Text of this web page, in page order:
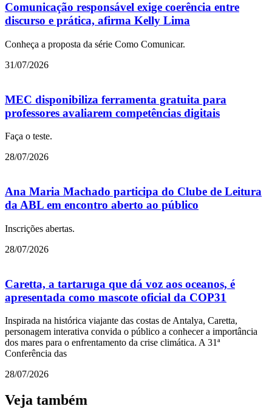
Comunicação responsável exige coerência entre
discurso e prática, afirma Kelly Lima
Conheça a proposta da série Como Comunicar.
31/07/2026
MEC disponibiliza ferramenta gratuita para
professores avaliarem competências digitais
Faça o teste.
28/07/2026
Ana Maria Machado participa do Clube de Leitura
da ABL em encontro aberto ao público
Inscrições abertas.
28/07/2026
Caretta, a tartaruga que dá voz aos oceanos, é
apresentada como mascote oficial da COP31
Inspirada na histórica viajante das costas de Antalya, Caretta,
personagem interativa convida o público a conhecer a importância
dos mares para o enfrentamento da crise climática. A 31ª
Conferência das
28/07/2026
Veja também